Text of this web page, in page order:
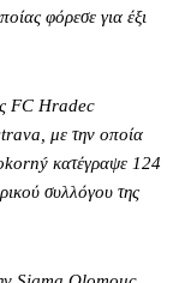
φόρεσε για έξι
FC Hradec
με την οποία
κατέγραψε 124
συλλόγου της